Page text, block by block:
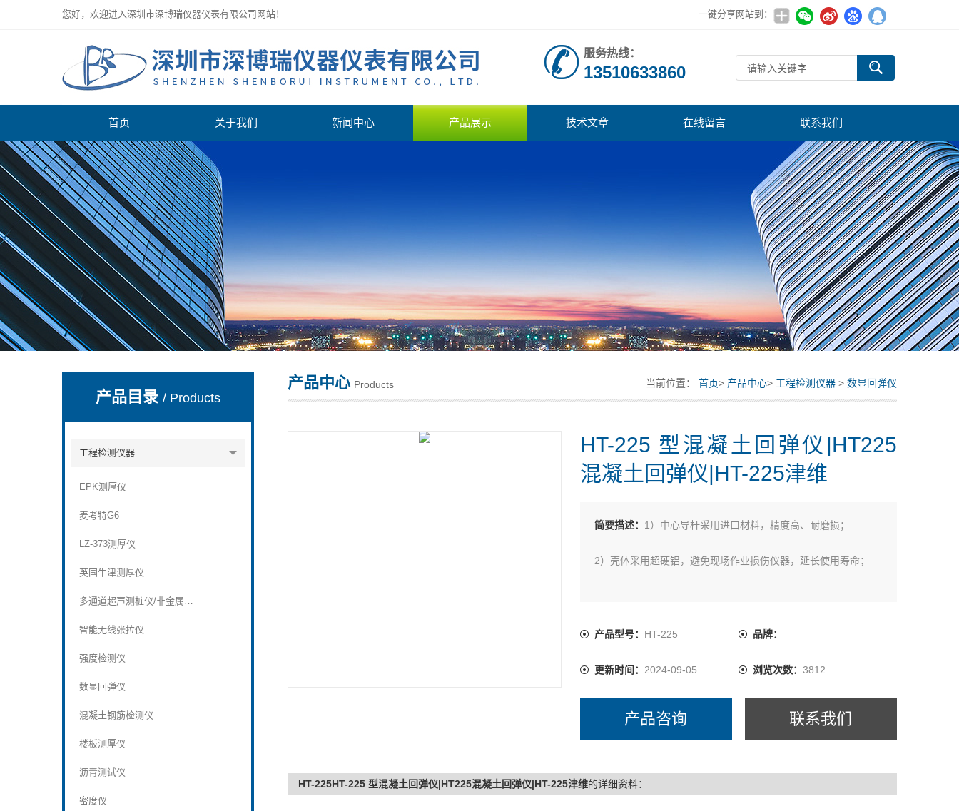
您好，欢迎进入深圳市深博瑞仪器仪表有限公司网站！ 一键分享网站到：
深圳市深博瑞仪器仪表有限公司
服务热线：
13510633860
首页 关于我们 新闻中心 产品展示 技术文章 在线留言 联系我们
产品目录/ Products
工程检测仪器
EPK测厚仪
麦考特G6
LZ-373测厚仪
英国牛津测厚仪
多通道超声测桩仪/非金属超声波检测仪
智能无线张拉仪
强度检测仪
数显回弹仪
混凝土钢筋检测仪
楼板测厚仪
沥青测试仪
密度仪
产品中心 Products 当前位置： 首页> 产品中心> 工程检测仪器 > 数显回弹仪
HT-225 型混凝土回弹仪|HT225
混凝土回弹仪|HT-225津维
简要描述： 1）中心导杆采用进口材料，精度高、耐磨损；
2）壳体采用超硬铝，避免现场作业损伤仪器，延长使用寿命；
长
产品型号： HT-225 品牌：
更新时间： 2024-09-05 浏览次数： 3812
产品咨询 联系我们
HT-225HT-225 型混凝土回弹仪|HT225混凝土回弹仪|HT-225津维的详细资料：